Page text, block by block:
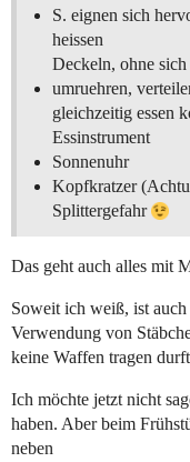
S. eignen sich
heissen
Deckeln, ohne
umruehren,
gleichzeitig essen
Essinstrument
Sonnenuhr
Kopfkratzer
Splittergefahr
Das geht auch alles mit
Soweit ich weiß, ist
Verwendung von
keine Waffen tragen
Ich möchte jetzt nicht
haben. Aber beim
neben